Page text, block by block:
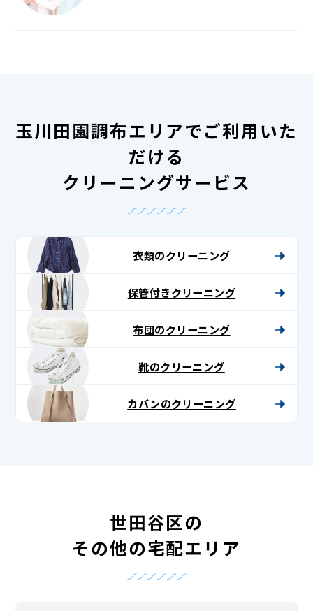
玉川田園調布エリアでご利用いた
だける
クリーニングサービス
衣類のクリーニング
保管付きクリーニング
布団のクリーニング
靴のクリーニング
カバンのクリーニング
世田谷区の
その他の宅配エリア